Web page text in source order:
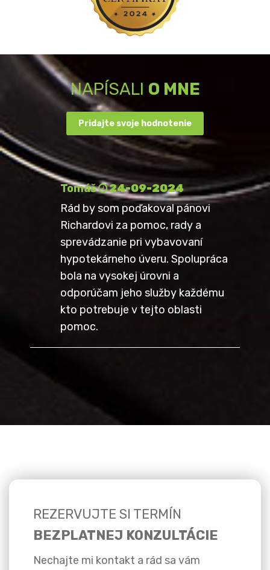
NAPÍSALI O MNE
Pridajte svoje hodnotenie
Tomáš
24-09-2024
Rád by som poďakoval pánovi
Richardovi za pomoc, rady a
sprevádzanie pri vybavovaní
hypotekárneho úveru. Spolupráca
bola na vysokej úrovni a
odporúčam jeho služby každému
kto potrebuje v tejto oblasti
pomoc.
REZERVUJTE SI TERMÍN
BEZPLATNEJ KONZULTÁCIE
Nechajte mi kontakt a rád sa vám